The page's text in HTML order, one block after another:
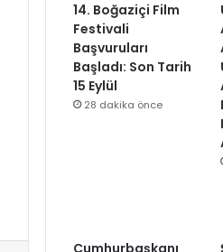
14. Boğaziçi Film
Festivali
Başvuruları
Başladı: Son Tarih
15 Eylül
28 dakika önce
Cumhurbaşkanı